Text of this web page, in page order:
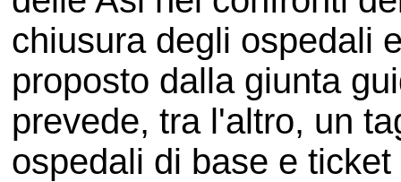
chiusura degli ospedali
proposto dalla giunta
prevede, tra l'altro, un
ospedali di base e